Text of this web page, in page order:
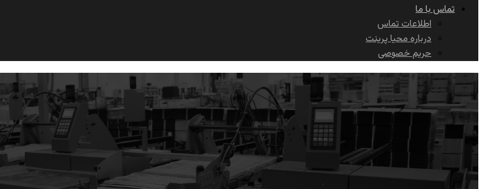
تماس با ما
اطلاعات تماس
درباره محیا پرینت
حریم خصوصی